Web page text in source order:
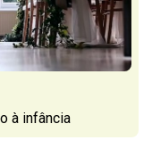
à infância